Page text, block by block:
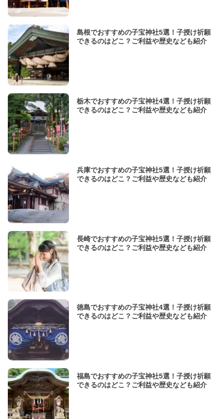
島根でおすすめの子宝神社5選！子授け祈願
できるのはどこ？ご利益や歴史なども紹介
栃木でおすすめの子宝神社4選！子授け祈願
できるのはどこ？ご利益や歴史なども紹介
兵庫でおすすめの子宝神社5選！子授け祈願
できるのはどこ？ご利益や歴史なども紹介
長崎でおすすめの子宝神社5選！子授け祈願
できるのはどこ？ご利益や歴史なども紹介
徳島でおすすめの子宝神社4選！子授け祈願
できるのはどこ？ご利益や歴史なども紹介
福島でおすすめの子宝神社5選！子授け祈願
できるのはどこ？ご利益や歴史なども紹介